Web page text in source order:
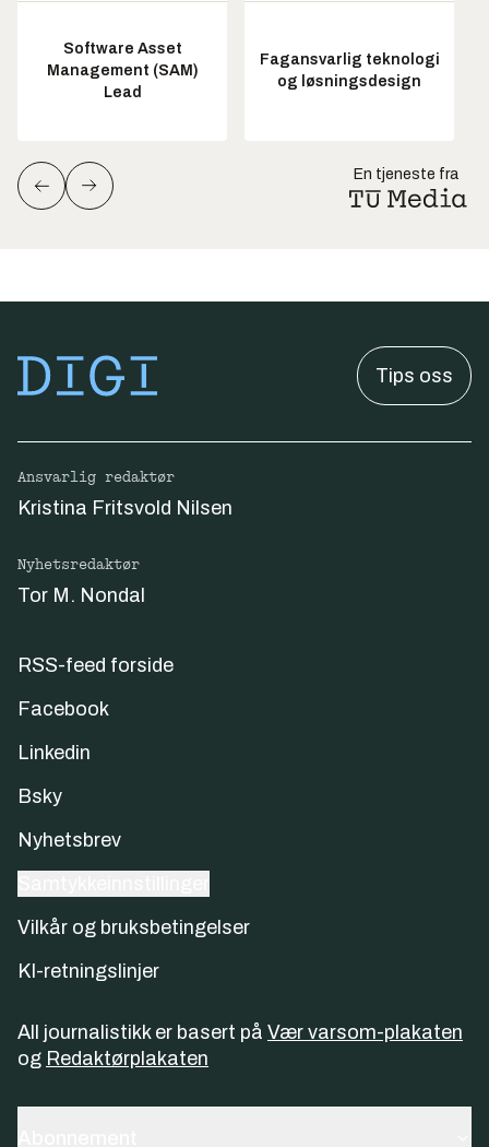
Software Asset
Management (SAM)
Lead
Fagansvarlig teknologi
og løsningsdesign
En tjeneste fra
Tips oss
Ansvarlig redaktør
Kristina Fritsvold Nilsen
Nyhetsredaktør
Tor M. Nondal
RSS-feed forside
Facebook
Linkedin
Bsky
Nyhetsbrev
Vilkår og bruksbetingelser
KI-retningslinjer
All journalistikk er basert på Vær varsom-plakaten
og Redaktørplakaten